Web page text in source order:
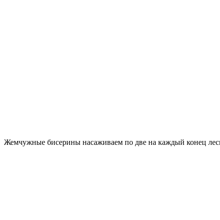
Жемчужные бисерины насаживаем по две на каждый конец